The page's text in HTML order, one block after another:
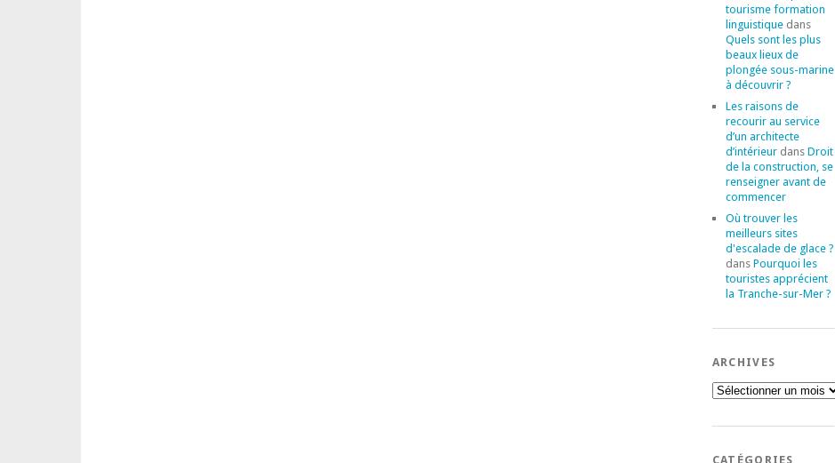
tourisme formation
linguistiquedans
Quels sont les plus
beaux lieux de
plongée sous-marine
à découvrir ?
Les raisons de
recourir au service
d’un architecte
d’intérieurdans Droit
de la construction, se
renseigner avant de
commencer
Où trouver les
meilleurs sites
d'escalade de glace ?
dans Pourquoi les
touristes apprécient
la Tranche-sur-Mer ?
ARCHIVES
Archives
CATÉGORIES